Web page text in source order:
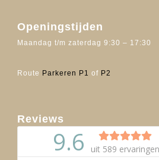
Openingstijden
Maandag t/m zaterdag 9:30 – 17:30
Route Parkeren P1 of P2
Reviews